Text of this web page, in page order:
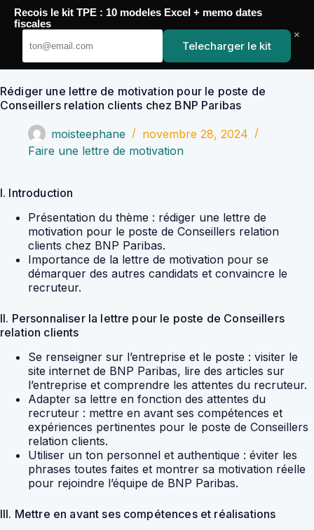
Passer
contenu
YoupiJobs
Rédiger une lettre de motivation pour le poste de
Conseillers relation clients chez BNP Paribas
moisteephane
novembre 28, 2024
Faire une lettre de motivation
I. Introduction
Présentation du thème : rédiger une lettre de
motivation pour le poste de Conseillers relation
clients chez BNP Paribas.
Importance de la lettre de motivation pour se
démarquer des autres candidats et convaincre le
recruteur.
II. Personnaliser la lettre pour le poste de Conseillers
relation clients
Se renseigner sur l’entreprise et le poste : visiter le
site internet de BNP Paribas, lire des articles sur
l’entreprise et comprendre les attentes du recruteur.
Adapter sa lettre en fonction des attentes du
recruteur : mettre en avant ses compétences et
expériences pertinentes pour le poste de Conseillers
relation clients.
Utiliser un ton personnel et authentique : éviter les
phrases toutes faites et montrer sa motivation réelle
pour rejoindre l’équipe de BNP Paribas.
III. Mettre en avant ses compétences et réalisations
Recois le kit TPE : 10 modeles Excel + memo dates
fiscales
Telecharger le kit
×